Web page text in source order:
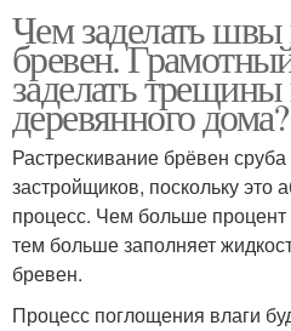
Чем заделать швы
бревен.
заделать трещины
деревянного дома?
Растрескивание брёвен
застройщиков, поскольку это
процесс. Чем больше
тем больше заполняет
бревен.
Процесс поглощения влаги